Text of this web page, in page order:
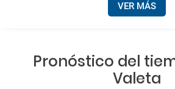
VER MÁS
Pronóstico del
Valeta